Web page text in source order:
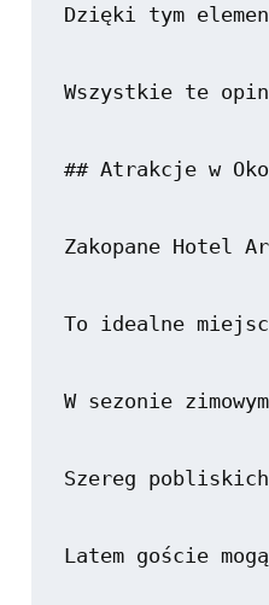
Dzięki tym
Wszystkie te
## Atrakcje w
Zakopane Hotel
To idealne
W sezonie
Szereg
Latem goście